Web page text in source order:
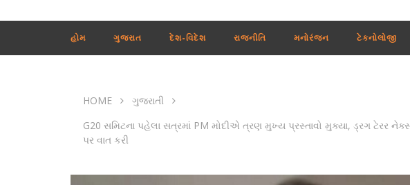
હોમ ગુજરાત દેશ-વિદેશ રાજનીતિ મનોરંજન ટેકનોલોજી
HOME
ગુજરાતી
G20 સમિટના પહેલા સત્રમાં PM મોદીએ ત્રણ મુખ્ય પ્રસ્તાવો મુક્યા, ડ્રગ ટેરર
પર વાત કરી